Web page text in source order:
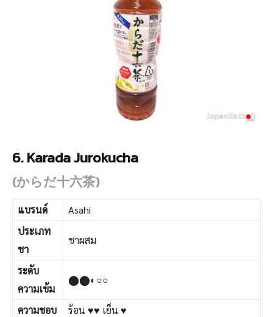
6. Karada Jurokucha
(からだ十六茶)
แบรนด์
Asahi
ประเภท
ชา
ชาผสม
ระดับ
ความเข้ม
⬤⬤◐○○
ความชอบ ร้อน ♥♥ เย็น ♥